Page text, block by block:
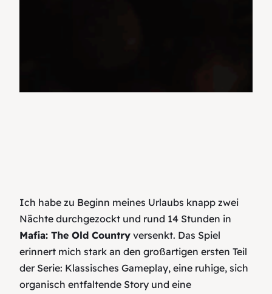
Ich habe zu Beginn meines Urlaubs knapp zwei
Nächte durchgezockt und rund 14 Stunden in
Mafia: The Old Country versenkt. Das Spiel
erinnert mich stark an den großartigen ersten Teil
der Serie: Klassisches Gameplay, eine ruhige, sich
organisch entfaltende Story und eine